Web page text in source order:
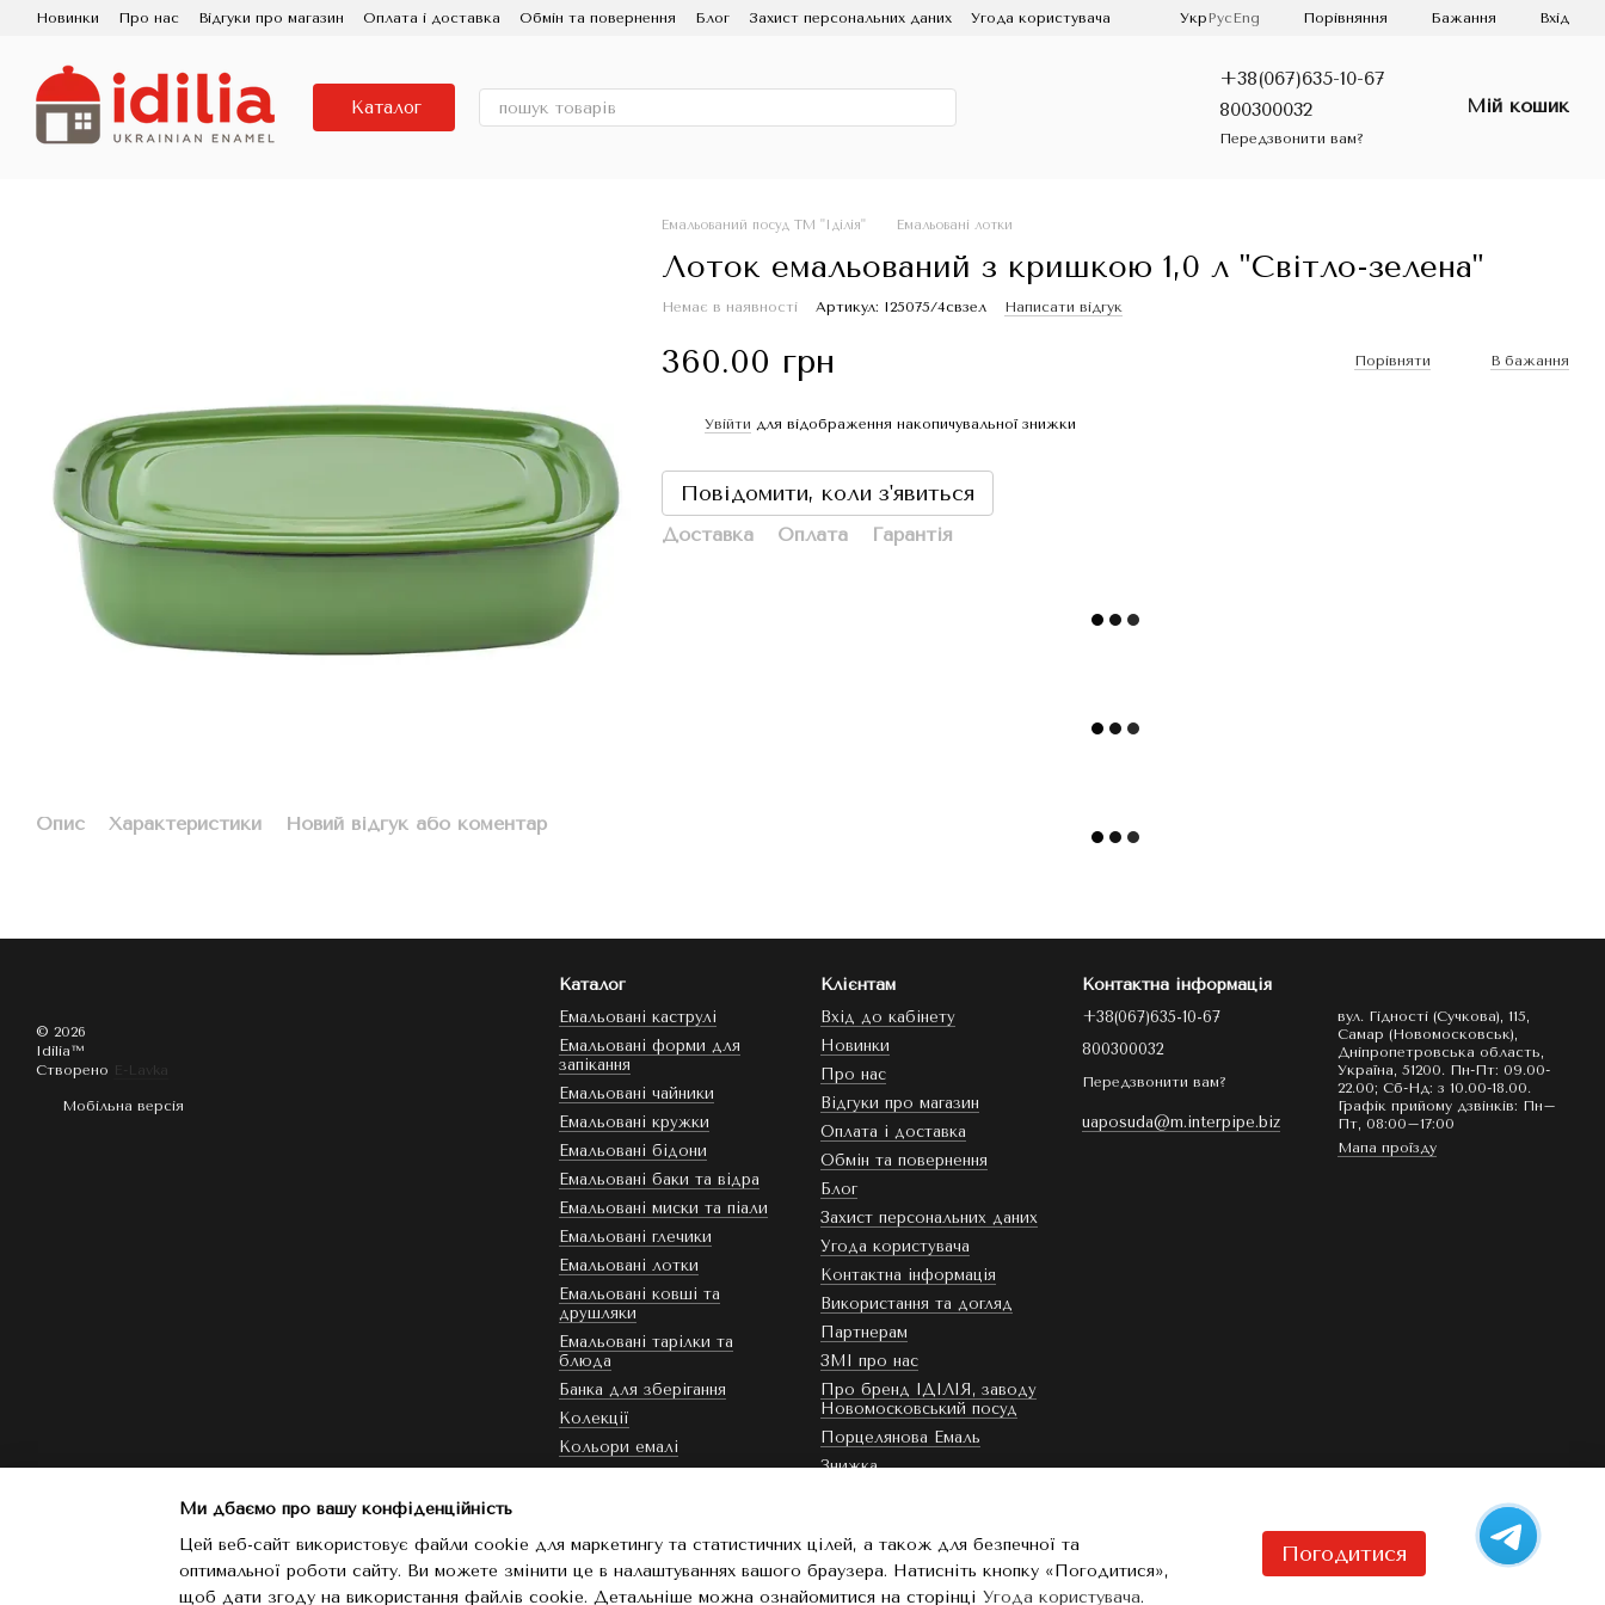
Перейти до основного контенту
Новинки Про нас Відгуки про магазин Оплата і доставка Обмін та повернення Блог Захист персональних даних
Угода користувача
Порцелянова Емаль
Укр Рус Eng Порівняння Бажання Вхід
Каталог
+38(067)635-10-67
800300032
Передзвонити вам?
Мій кошик
Опис Характеристики Новий відгук або коментар
Емальований посуд ТМ "Іділія" Емальовані лотки
Лоток емальований з кришкою 1,0 л "Світло-зелена"
Немає в наявності Артикул: I25075/4свзел Написати відгук
360.00 грн Порівняти В бажання
Увійти для відображення накопичувальної знижки
Повідомити, коли з'явиться
Доставка Оплата Гарантія
© 2026
Idilia™️
Створено E-Lavka
Мобільна версія
Каталог
Емальовані каструлі
Емальовані форми для
запікання
Емальовані чайники
Емальовані кружки
Емальовані бідони
Емальовані баки та відра
Емальовані миски та піали
Емальовані глечики
Емальовані лотки
Емальовані ковші та
друшляки
Емальовані тарілки та
блюда
Банка для зберігання
Колекції
Кольори емалі
Клієнтам
Вхід до кабінету
Новинки
Про нас
Відгуки про магазин
Оплата і доставка
Обмін та повернення
Блог
Захист персональних даних
Угода користувача
Контактна інформація
Використання та догляд
Партнерам
ЗМІ про нас
Про бренд ІДІЛІЯ, заводу
Новомосковський посуд
Порцелянова Емаль
Знижка
Контактна інформація
+38(067)635-10-67
800300032
Передзвонити вам?
uaposuda@m.interpipe.biz
вул. Гідності (Сучкова), 115,
Самар (Новомосковськ),
Дніпропетровська область,
Україна, 51200. Пн-Пт: 09.00-
22.00; Сб-Нд: з 10.00-18.00.
Графік прийому дзвінків: Пн–
Пт, 08:00–17:00
Мапа проїзду
Ми дбаємо про вашу конфіденційність
Цей веб-сайт використовує файли cookie для маркетингу та статистичних цілей, а також для безпечної та
оптимальної роботи сайту. Ви можете змінити це в налаштуваннях вашого браузера. Натисніть кнопку «Погодитися»,
щоб дати згоду на використання файлів cookie. Детальніше можна ознайомитися на сторінці Угода користувача.
Погодитися